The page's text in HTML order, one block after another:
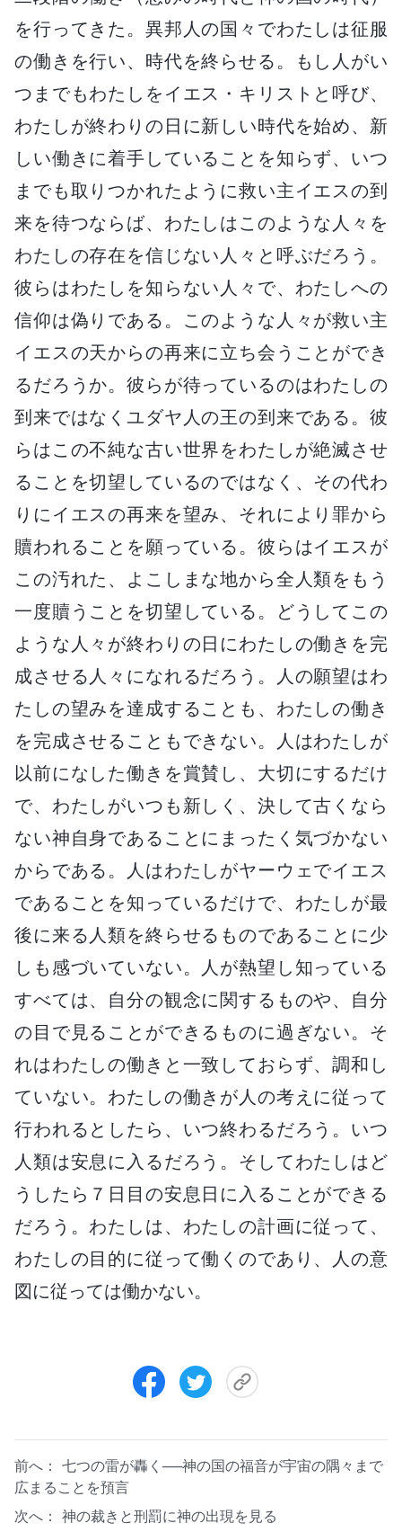
を行ってきた。異邦人の国々でわたしは征服
の働きを行い、時代を終らせる。もし人がい
つまでもわたしをイエス・キリストと呼び、
わたしが終わりの日に新しい時代を始め、新
しい働きに着手していることを知らず、いつ
までも取りつかれたように救い主イエスの到
来を待つならば、わたしはこのような人々を
わたしの存在を信じない人々と呼ぶだろう。
彼らはわたしを知らない人々で、わたしへの
信仰は偽りである。このような人々が救い主
イエスの天からの再来に立ち会うことができ
るだろうか。彼らが待っているのはわたしの
到来ではなくユダヤ人の王の到来である。彼
らはこの不純な古い世界をわたしが絶滅させ
ることを切望しているのではなく、その代わ
りにイエスの再来を望み、それにより罪から
贖われることを願っている。彼らはイエスが
この汚れた、よこしまな地から全人類をもう
一度贖うことを切望している。どうしてこの
ような人々が終わりの日にわたしの働きを完
成させる人々になれるだろう。人の願望はわ
たしの望みを達成することも、わたしの働き
を完成させることもできない。人はわたしが
以前になした働きを賞賛し、大切にするだけ
で、わたしがいつも新しく、決して古くなら
ない神自身であることにまったく気づかない
からである。人はわたしがヤーウェでイエス
であることを知っているだけで、わたしが最
後に来る人類を終らせるものであることに少
しも感づいていない。人が熱望し知っている
すべては、自分の観念に関するものや、自分
の目で見ることができるものに過ぎない。そ
れはわたしの働きと一致しておらず、調和し
ていない。わたしの働きが人の考えに従って
行われるとしたら、いつ終わるだろう。いつ
人類は安息に入るだろう。そしてわたしはど
うしたら７日目の安息日に入ることができる
だろう。わたしは、わたしの計画に従って、
わたしの目的に従って働くのであり、人の意
図に従っては働かない。
前へ： 七つの雷が轟く──神の国の福音が宇宙の隅々まで
広まることを預言
次へ： 神の裁きと刑罰に神の出現を見る